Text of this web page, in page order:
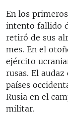
En los
intento fallido
retiró de sus
mes. En el
ejército
rusas. El
países
Rusia en el
militar.